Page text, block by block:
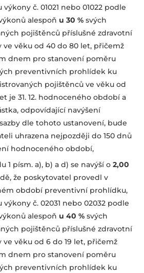
výkony č. 01021 nebo 01022 podle
alespoň u 30 % svých
pojištěnců příslušné zdravotní
ve věku od 40 do 80 let, přičemž
dnem pro stanovení poměru
preventivních prohlídek ku
pojištěnců ve věku od
je 31. 12. hodnoceného období a
odpovídající navýšení
dle tohoto ustanovení, bude
uhrazena nejpozději do 150 dnů
hodnoceného období,
1 písm. a), b) a d) se navýší o 2,00
že poskytovatel provedl v
období preventivní prohlídku,
výkony č. 02031 nebo 02032 podle
alespoň u 40 % svých
pojištěnců příslušné zdravotní
ve věku od 6 do 19 let, přičemž
dnem pro stanovení poměru
preventivních prohlídek ku